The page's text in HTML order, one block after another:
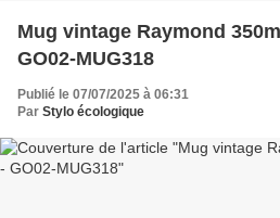
Mug vintage Raymond
GO02-MUG318
Publié le 07/07/2025 à 06:31
Par Stylo écologique